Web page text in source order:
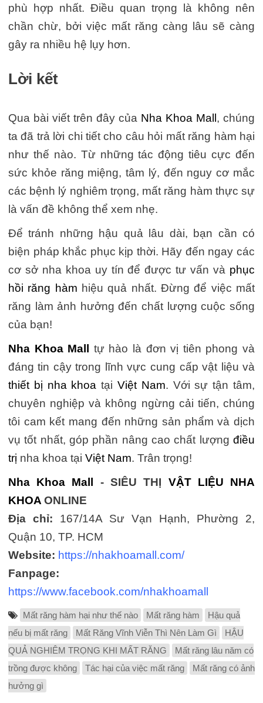
phù hợp nhất. Điều quan trọng là không nên
chần chừ, bởi việc mất răng càng lâu sẽ càng
gây ra nhiều hệ lụy hơn.
Lời kết
Qua bài viết trên đây của Nha Khoa Mall , chúng
ta đã trả lời chi tiết cho câu hỏi mất răng hàm hại
như thế nào. Từ những tác động tiêu cực đến
sức khỏe răng miệng, tâm lý, đến nguy cơ mắc
các bệnh lý nghiêm trọng, mất răng hàm thực sự
là vấn đề không thể xem nhẹ.
Để tránh những hậu quả lâu dài, bạn cần có
biện pháp khắc phục kịp thời. Hãy đến ngay các
cơ sở nha khoa uy tín để được tư vấn và phục
hồi răng hàm hiệu quả nhất. Đừng để việc mất
răng làm ảnh hưởng đến chất lượng cuộc sống
của bạn!
Nha Khoa Mall
tự hào là đơn vị tiên phong và
đáng tin cậy trong lĩnh vực cung cấp vật liệu và
thiết bị nha khoa tạiViệt Nam. Với sự tận tâm,
chuyên nghiệp và không ngừng cải tiến, chúng
tôi cam kết mang đến những sản phẩm và dịch
vụ tốt nhất, góp phần nâng cao chất lượngđiều
trị nha khoa tại Việt Nam. Trân trọng!
Nha Khoa Mall
- SIÊU THỊ VẬT LIỆU NHA
KHOAONLINE
Địa chỉ: 167/14A Sư Vạn Hạnh, Phường 2,
Quận 10, TP. HCM
Website: https://nhakhoamall.com/
Fanpage:
https://www.facebook.com/nhakhoamall
Mất răng hàm hại như thế nào Mất răng hàm
Hậu quả
nếu bị mất răng
Mất Răng Vĩnh Viễn Thì Nên Làm Gì
HẬU
QUẢ NGHIÊM TRỌNG KHI MẤT RĂNG
Mất răng lâu năm có
trồng được không
Tác hại của việc mất răng
Mất răng có ảnh
hưởng gì